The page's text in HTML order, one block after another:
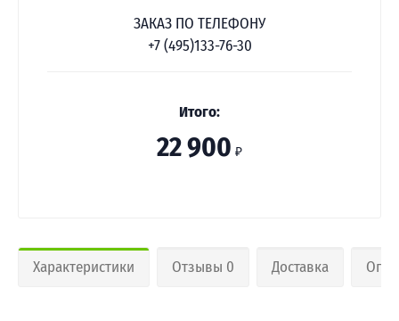
ЗАКАЗ ПО ТЕЛЕФОНУ
+7 (495)133-76-30
Итого:
22 900 ₽
Характеристики Отзывы 0 Доставка